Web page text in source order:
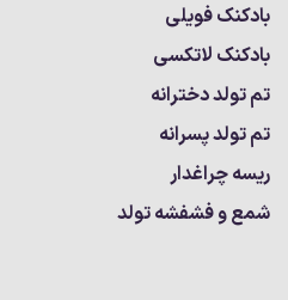
بادکنک فویلی
بادکنک لاتکسی
تم تولد دخترانه
تم تولد پسرانه
ریسه چراغدار
شمع و فشفشه تولد